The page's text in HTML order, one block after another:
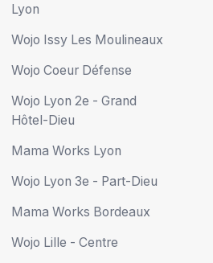
Lyon
Wojo Issy Les Moulineaux
Wojo Coeur Défense
Wojo Lyon 2e - Grand
Hôtel-Dieu
Mama Works Lyon
Wojo Lyon 3e - Part-Dieu
Mama Works Bordeaux
Wojo Lille - Centre